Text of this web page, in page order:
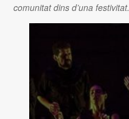
comunitat dins d’una festivitat.